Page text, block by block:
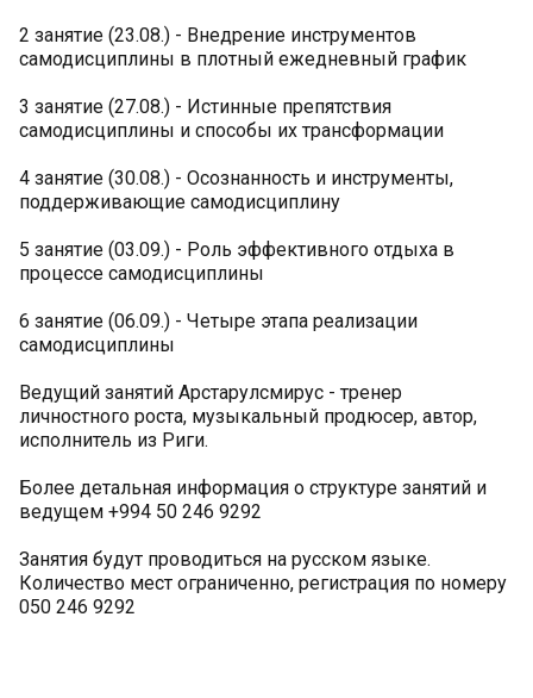
2 занятие (23.08.) - Внедрение инструментов
самодисциплины в плотный ежедневный график
3 занятие (27.08.) - Истинные препятствия
самодисциплины и способы их трансформации
4 занятие (30.08.) - Осознанность и инструменты,
поддерживающие самодисциплину
5 занятие (03.09.) - Роль эффективного отдыха в
процессе самодисциплины
6 занятие (06.09.) - Четыре этапа реализации
самодисциплины
Ведущий занятий Арстарулсмирус - тренер
личностного роста, музыкальный продюсер, автор,
исполнитель из Риги.
Более детальная информация о структуре занятий и
ведущем +994 50 246 9292
Занятия будут проводиться на русском языке.
Количество мест ограниченно, регистрация по номеру
050 246 9292